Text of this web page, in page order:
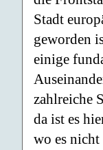
Stadt
geworden
einige
zahlreiche
da ist es
wo es